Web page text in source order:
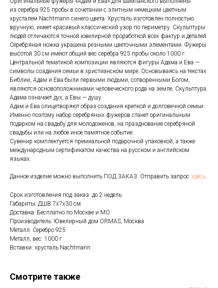
из серебра 925 пробы в сочетании с элитным немецким цветным
хрусталем Nachtmann синего цвета. Хрусталь изготовлен полностью
вручную, имеет красивый классический узор по периметру. Скульптуры
людей отличаются точной ювелирной проработкой всех фактур и деталей.
Серебряная ножка украшена резными цветочными элементами. Фужеры
высотой 30 см имеют общий вес серебра 925 пробы около 1000 г.
Центральной тематикой композиции являются фигуры Адама и Ева —
символы создания семьи в христианском мире. Основываясь на текстах
Библии, Адам и Ева были первыми людьми, сотворенными Богом,
являются основоположниками человеческого рода на земле. Скульптура
Адама означает дух, а Евы — душу.
Адам и Ева олицетворяют образ создания крепкой и долговечной семьи.
Именно поэтому набор серебряных фужеров станет оригинальным
подарком на свадьбу для молодоженов, на празднование серебряной
свадьбы или на любое иное памятное событие.
Сувенир комплектуется премиальной подарочной упаковкой, а также
международным сертификатом качества на русском и английском
языках.
Данное изделие можно выполнить ПОД ЗАКАЗ. Отправить запрос здесь.
Срок изготовления под заказ: до 2 недель
Габариты: ДШВ 7x7x30 см
Доставка: Бесплатно по Москве и МО
Производитель: Ювелирный дом ORMAS, Москва
Металл: Серебро 925
Металл, вес: 1000 г
Вставки: хрусталь Nachtmann
Смотрите также